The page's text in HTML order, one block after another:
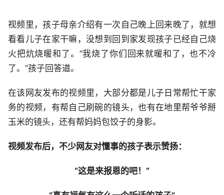
视频里，孩子母亲介绍有一次自己晚上回来晚了，就想
看看儿子在家干嘛，没想到回到家发现孩子已经自己烧
火把炕烧暖和了。“我烧了你们回来就暖和了，也不冷
了。”孩子回答道。
在该网友发布的视频里，大部分都是儿子日常帮忙干家
务的视频，有帮自己刷碗的镜头，也有在地里帮爷爷掰
玉米的镜头，还有帮妈妈包饺子的身影。
视频发布后，不少网友对懂事的孩子表示赞扬：
“这是来报恩的吧！”